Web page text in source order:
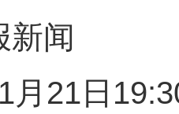
新闻
月21日